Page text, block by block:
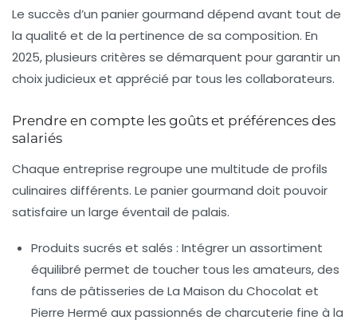
Le succès d’un panier gourmand dépend avant tout de
la qualité et de la pertinence de sa composition. En
2025, plusieurs critères se démarquent pour garantir un
choix judicieux et apprécié par tous les collaborateurs.
Prendre en compte les goûts et préférences des
salariés
Chaque entreprise regroupe une multitude de profils
culinaires différents. Le panier gourmand doit pouvoir
satisfaire un large éventail de palais.
Produits sucrés et salés : Intégrer un assortiment
équilibré permet de toucher tous les amateurs, des
fans de pâtisseries de La Maison du Chocolat et
Pierre Hermé aux passionnés de charcuterie fine à la